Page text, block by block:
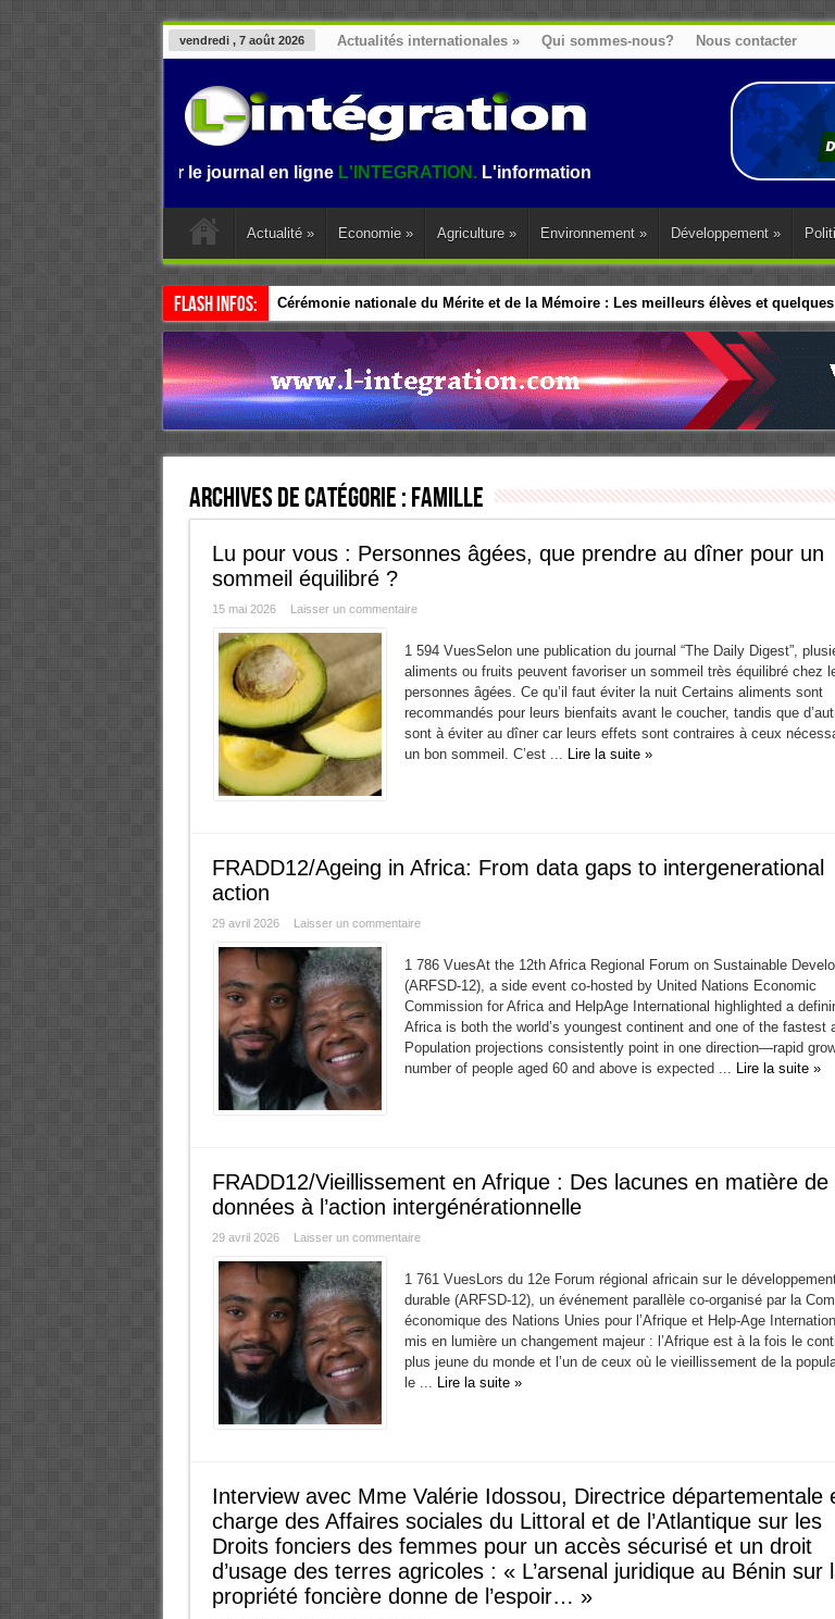
vendredi , 7 août 2026 Actualités internationales » Qui sommes-nous? Nous contacter
sur le journal en ligneL'INTEGRATION.L'information au Benin, en Afrique et dans le monde.
Actualité » Economie » Agriculture » Environnement » Développement »
Flash Infos: Cérémonie nationale du Mérite et de la Mémoire : Les meilleurs élèves et
Réseaux sociaux : Le Parlement français vient d’adopter une loi interdisant les
Archives de catégorie :Famille
Lu pour vous : Personnes âgées, que prendre au dîner pour un
sommeil équilibré ?
15 mai 2026 Laisser un commentaire
1 594 VuesSelon une publication du journal “The Daily Digest”,
aliments ou fruits peuvent favoriser un sommeil très équilibré chez
personnes âgées. Ce qu’il faut éviter la nuit Certains aliments sont
recommandés pour leurs bienfaits avant le coucher, tandis que
sont à éviter au dîner car leurs effets sont contraires à ceux
un bon sommeil. C’est ... Lire la suite »
FRADD12/Ageing in Africa: From data gaps to intergenerational
action
29 avril 2026 Laisser un commentaire
1 786 VuesAt the 12th Africa Regional Forum on Sustainable
(ARFSD-12), a side event co-hosted by United Nations Economic
Commission for Africa and HelpAge International highlighted a
Africa is both the world’s youngest continent and one of the fastest
Population projections consistently point in one direction—rapid
number of people aged 60 and above is expected ... Lire la suite »
FRADD12/Vieillissement en Afrique : Des lacunes en matière de
données à l’action intergénérationnelle
29 avril 2026 Laisser un commentaire
1 761 VuesLors du 12e Forum régional africain sur le
durable (ARFSD-12), un événement parallèle co-organisé par la
économique des Nations Unies pour l’Afrique et Help-Age
mis en lumière un changement majeur : l’Afrique est à la fois le
plus jeune du monde et l’un de ceux où le vieillissement de la
le ... Lire la suite »
Interview avec Mme Valérie Idossou, Directrice départementale
charge des Affaires sociales du Littoral et de l’Atlantique sur les
Droits fonciers des femmes pour un accès sécurisé et un droit
d’usage des terres agricoles : « L’arsenal juridique au Bénin sur
propriété foncière donne de l’espoir… »